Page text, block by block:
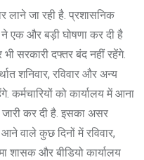
लाने जा रही है. प्रशासनिक
एक और बड़ी घोषणा कर दी है
सरकारी दफ्तर बंद नहीं रहेंगे.
शनिवार, रविवार और अन्य
कर्मचारियों को कार्यालय में आना
कर दी है. इसका असर
वाले कुछ दिनों में रविवार,
शासक और बीडियो कार्यालय